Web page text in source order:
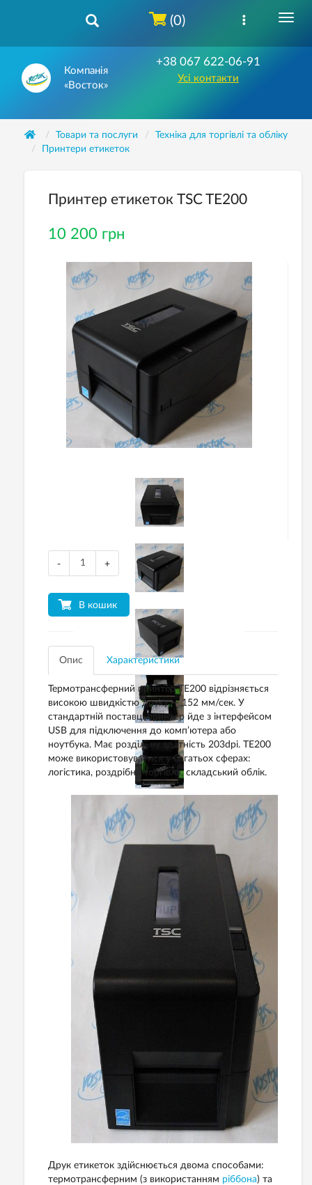
Компанія
«Восток»
+38 067 622-06-91
Усі контакти
(0)
Товари та послуги
Техніка для торгівлі та обліку
Принтери етикеток
Принтер етикеток TSC TE200
10 200 грн
- +
В кошик
Опис Характеристики
Термотрансферний принтер TE200 відрізняється
високою швидкістю друку—152 мм/сек. У
стандартній поставціпринтер йде з інтерфейсом
USB для підключення до комп’ютера або
ноутбука. Має роздільну здатність 203dpi. TE200
може використовуватися у багатьох сферах:
логістика, роздрібна торгівля, складський облік.
Друк етикеток здійснюється двома способами:
термотрансферним (з використанням ріббона) та